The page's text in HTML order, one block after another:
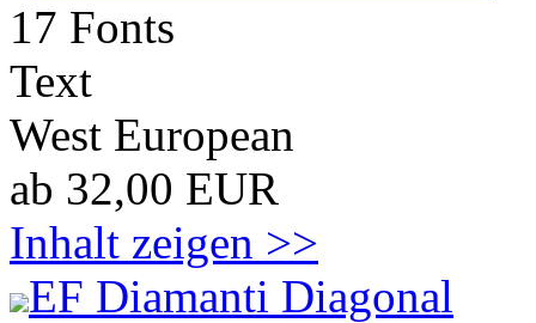
17 Fonts
Text
West European
ab 32,00 EUR
Inhalt zeigen >>
EF Diamanti Diagonal